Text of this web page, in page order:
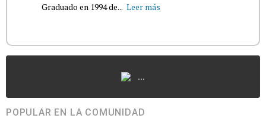
Graduado en 1994 de... Leer más
...
POPULAR EN LA COMUNIDAD